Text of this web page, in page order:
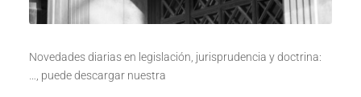
Novedades diarias en legislación, jurisprudencia y doctrina:
…, puede descargar nuestra